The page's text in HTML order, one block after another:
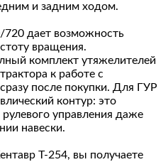
и задним ходом.
дает возможность
вращения.
комплект утяжелителей
к работе с
после покупки. Для ГУР
контур: это
рулевого управления даже
навески.
Т-254, вы получаете